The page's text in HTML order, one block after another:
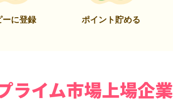
ーに登録 ポイント貯める
ライム市場上場企業